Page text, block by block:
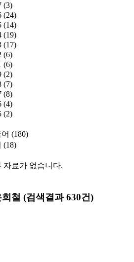
(3)
(24)
(14)
(19)
(17)
(6)
(6)
(2)
(7)
(8)
(4)
(2)
(180)
(18)
자료가 없습니다.
철 (검색결과 630건)